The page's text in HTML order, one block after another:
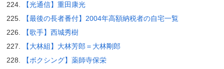
【光通信】重田康光
【最後の長者番付】2004年高額納税者の自宅一覧
【歌手】西城秀樹
【大林組】大林芳郎＝大林剛郎
【ボクシング】薬師寺保栄